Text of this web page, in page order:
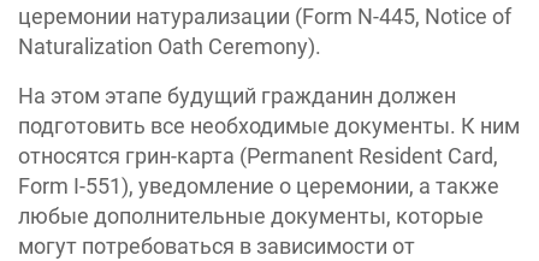
церемонии натурализации (Form N-445, Notice of
Naturalization Oath Ceremony).
На этом этапе будущий гражданин должен
подготовить все необходимые документы. К ним
относятся грин-карта (Permanent Resident Card,
Form I-551), уведомление о церемонии, а также
любые дополнительные документы, которые
могут потребоваться в зависимости от